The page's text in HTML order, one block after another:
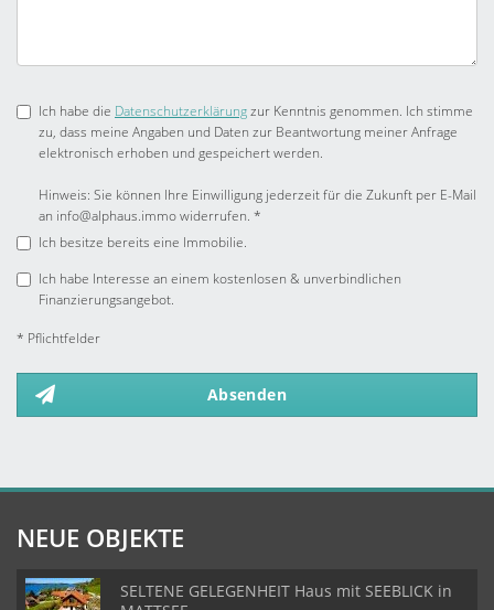
Ich habe die Datenschutzerklärungzur Kenntnis genommen. Ich stimme
zu, dass meine Angaben und Daten zur Beantwortung meiner Anfrage
elektronisch erhoben und gespeichert werden.
Hinweis: Sie können Ihre Einwilligung jederzeit für die Zukunft per E-Mail
an info@alphaus.immo widerrufen. *
Ich besitze bereits eine Immobilie.
Ich habe Interesse an einem kostenlosen & unverbindlichen
Finanzierungsangebot.
* Pflichtfelder
Absenden
NEUE OBJEKTE
SELTENE GELEGENHEIT Haus mit SEEBLICK in